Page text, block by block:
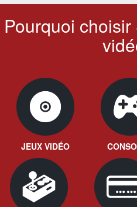
Pourquoi
JEUX VIDÉO